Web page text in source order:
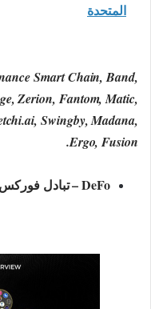
المتحدة
Smart Chain, Band,
Zerion, Fantom, Matic,
Swingby, Madana,
Ergo, Fusion.
DeFo – تبادل فوركس لامركزي (مبني على USDN)